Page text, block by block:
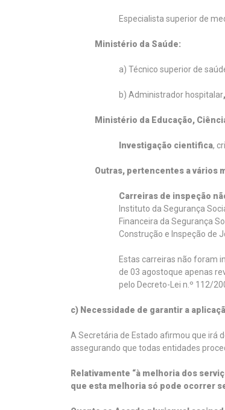
Especialista superior de
Ministério da Saúde:
a) Técnico superior de
b) Administrador hospitalar,
Ministério da Educação,
Investigação cientifica,
Outras, pertencentes a vários
Carreiras de inspeção
Instituto da Segurança
Financeira da Segurança
Construção e Inspeção de
Estas carreiras não foram
de 03 agostoque apenas
pelo Decreto-Lei n.º 112/
c) Necessidade de garantir a
A Secretária de Estado afirmou que irá
assegurando que todas entidades
Relativamente “à melhoria dos
que esta melhoria só pode ocorrer